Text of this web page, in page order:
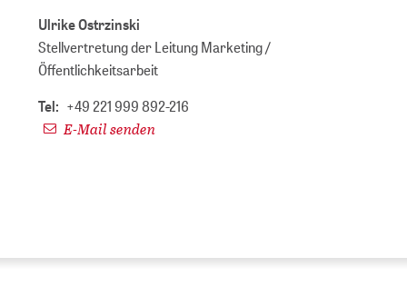
Ulrike Ostrzinski
Stellvertretung der Leitung Marketing /
Öffentlichkeitsarbeit
Tel: +49 221 999 892-216
E-Mail senden